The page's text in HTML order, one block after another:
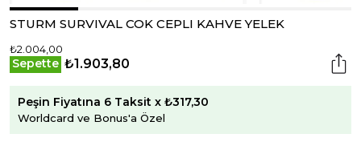
STURM SURVIVAL COK CEPLI KAHVE YELEK
₺2.004,00
Sepette ₺1.903,80
Peşin Fiyatına 6 Taksit x ₺317,30
Worldcard ve Bonus'a Özel